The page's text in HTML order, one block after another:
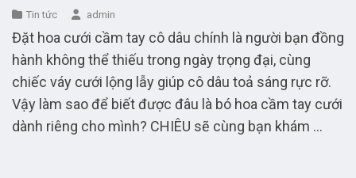
Tin tức admin
Đặt hoa cưới cầm tay cô dâu chính là người bạn đồng
hành không thể thiếu trong ngày trọng đại, cùng
chiếc váy cưới lộng lẫy giúp cô dâu toả sáng rực rỡ.
Vậy làm sao để biết được đâu là bó hoa cầm tay cưới
dành riêng cho mình? CHIÊU sẽ cùng bạn khám ...